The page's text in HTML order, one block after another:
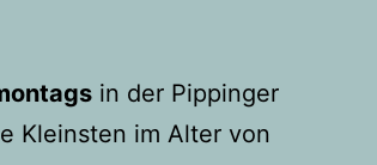
in der Pippinger
Kleinsten im Alter von